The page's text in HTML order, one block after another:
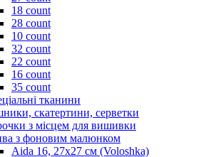
18 count
28 count
10 count
32 count
22 count
16 count
35 count
тканини
скатертини, серветки
з місцем для вишивки
з фоновим малюнком
Aida 16, 27х27 см (Voloshka)